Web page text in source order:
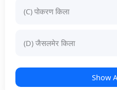
(C) पोकरण किला
(D) जैसलमेर किला
Show